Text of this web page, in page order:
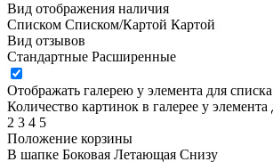
Вид отображения наличия
Списком Списком/Картой Картой
Вид отзывов
Стандартные Расширенные
Отображать галерею у элемента для
Количество картинок в галерее у элемента
2 3 4 5
Положение корзины
В шапке Боковая Летающая Снизу